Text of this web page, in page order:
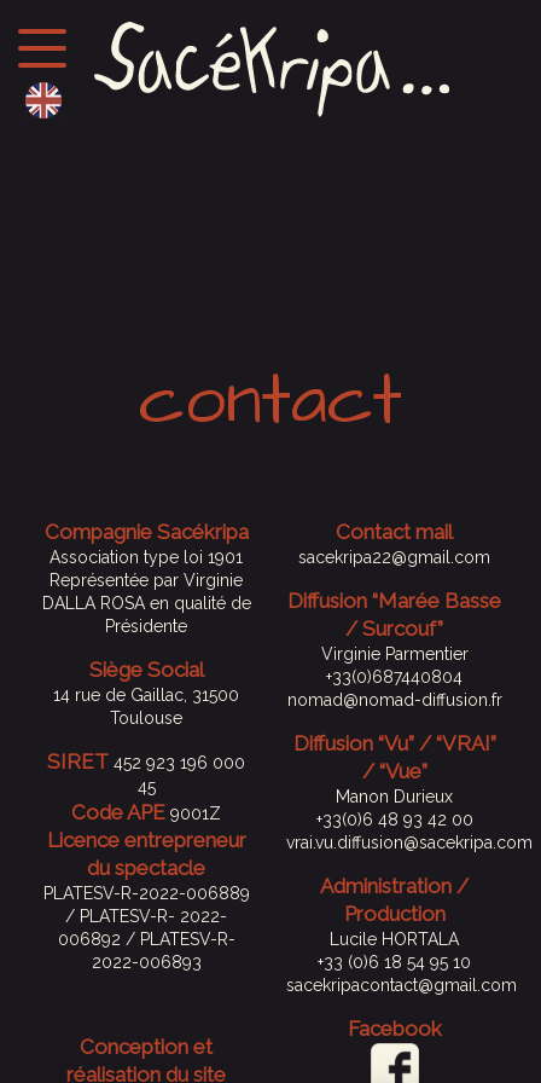
contact
Compagnie Sacékripa
Association type loi 1901
Représentée par Virginie
DALLA ROSA en qualité de
Présidente
Siège Social
14 rue de Gaillac, 31500
Toulouse
SIRET 452 923 196 000
45
Code APE9001Z
Licence entrepreneur
du spectacle
PLATESV-R-2022-006889
/ PLATESV-R- 2022-
006892 / PLATESV-R-
2022-006893
Conception et
réalisation du site
Contact mail
sacekripa22@gmail.com
Diffusion “Marée Basse
/ Surcouf”
Virginie Parmentier
+33(0)687440804
nomad@nomad-diffusion.fr
Diffusion “Vu” / “VRAI”
/ “Vue”
Manon Durieux
+33(0)6 48 93 42 00
vrai.vu.diffusion@sacekripa.com
Administration /
Production
Lucile HORTALA
+33 (0)6 18 54 95 10
sacekripacontact@gmail.com
Facebook